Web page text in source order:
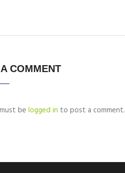
COMMENT
be logged in to post a comment.